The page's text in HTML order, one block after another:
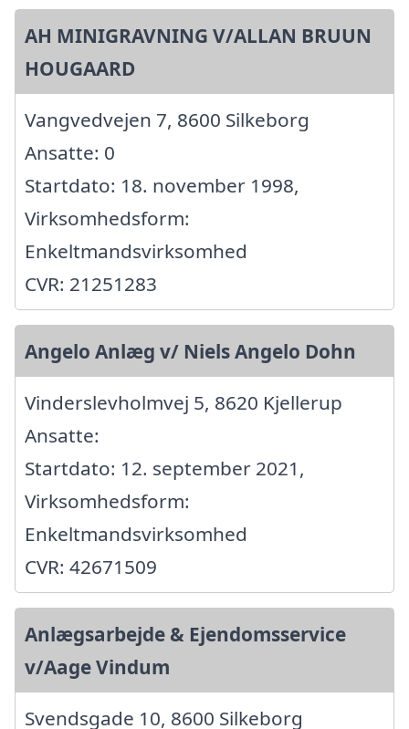
AH MINIGRAVNING V/ALLAN BRUUN
HOUGAARD
Vangvedvejen 7, 8600 Silkeborg
Ansatte: 0
Startdato: 18. november 1998,
Virksomhedsform:
Enkeltmandsvirksomhed
CVR: 21251283
Angelo Anlæg v/ Niels Angelo Dohn
Vinderslevholmvej 5, 8620 Kjellerup
Ansatte:
Startdato: 12. september 2021,
Virksomhedsform:
Enkeltmandsvirksomhed
CVR: 42671509
Anlægsarbejde & Ejendomsservice
v/Aage Vindum
Svendsgade 10, 8600 Silkeborg